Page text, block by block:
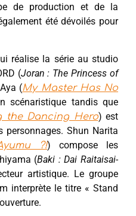
de production et de la
été dévoilés pour
réalise la série au studio
(Joran : The Princess of
(My Master Has No
scénaristique tandis que
the Dancing Hero) est
personnages. Shun Narita
?!) compose les
(Baki : Dai Raitaisai-
artistique. Le groupe
interprète le titre « Stand